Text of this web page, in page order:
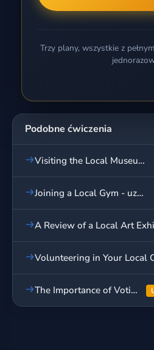
Trzy plany, wszystkie z
Podobne ćwiczenia
Visiting the Local Museum - uzupełnij luki
Joining a Local Gym - uzupełnij luki
The Importance of Voting in Local Elections - uzupełnij luki